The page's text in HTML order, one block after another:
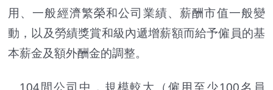
用、一般經濟繁榮和公司業績、薪酬市值一般變
動，以及勞績獎賞和級內遞增薪額而給予僱員的基
本薪金及額外酬金的調整。
104間公司中，規模較大（僱用至少100名員